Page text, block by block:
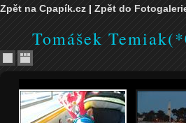
Zpět na Cpapík.cz | Zpět do
Tomášek